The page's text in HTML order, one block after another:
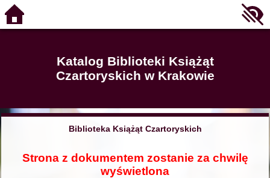
Katalog Biblioteki Książąt
Czartoryskich w Krakowie
Biblioteka Książąt Czartoryskich
Strona z dokumentem zostanie za chwilę
wyświetlona